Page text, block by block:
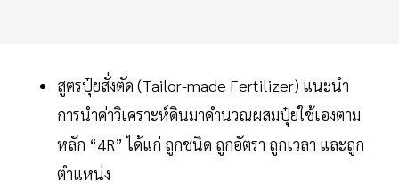
สูตรปุ๋ยสั่งตัด (Tailor-made Fertilizer) แนะนำ
การนำค่าวิเคราะห์ดินมาคำนวณผสมปุ๋ยใช้เองตาม
หลัก “4R” ได้แก่ ถูกชนิด ถูกอัตรา ถูกเวลา และถูก
ตำแหน่ง